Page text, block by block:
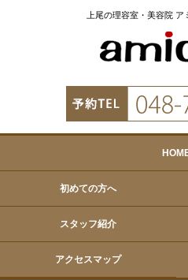
上尾の理容室・美容院 ア
初めての方へ
スタッフ紹介
アクセスマップ